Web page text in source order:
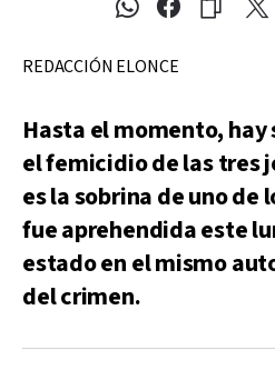
REDACCIÓN ELONCE
Hasta el momento,
el femicidio de las tres
es la sobrina de uno de
fue aprehendida este
estado en el mismo
del crimen.